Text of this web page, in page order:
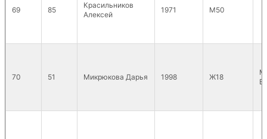
69 85
Красильников
Алексей
1971 М50
70 51 Микрюкова Дарья 1998 Ж18